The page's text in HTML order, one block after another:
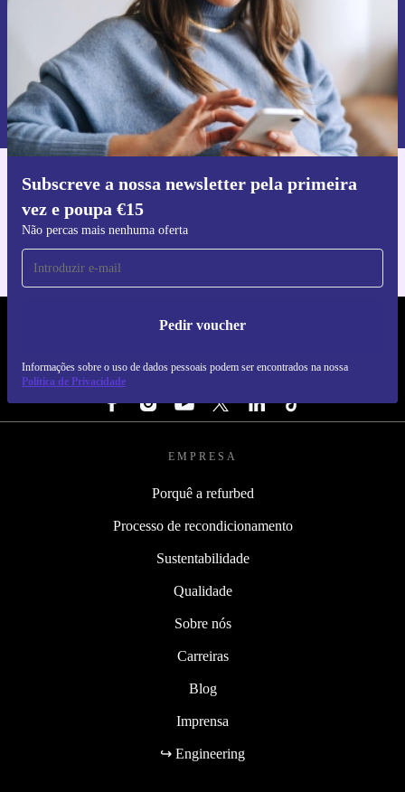
Subscreve a nossa newsletter pela primeira
vez e poupa €15
Não percas mais nenhuma oferta
Pedir voucher
Informações sobre o uso de dados pessoais podem ser encontrados na nossa
Política de Privacidade
Pedir voucher
Informações sobre o uso de dados pessoais podem ser encontrados na
nossa
Política de Privacidade.
Faz o download da app refurbed
Para iOS e Android
REFURBED PORTUGAL - RETHINK NEW.
SEGUE-NOS
EMPRESA
Porquê a refurbed
Processo de recondicionamento
Sustentabilidade
Qualidade
Sobre nós
Carreiras
Blog
Imprensa
↪ Engineering